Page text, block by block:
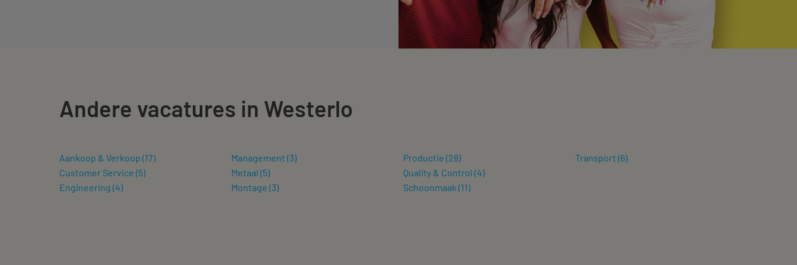
Andere vacatures in Westerlo
Aankoop & Verkoop (17)
Customer Service (5)
Engineering (4)
Management (3)
Metaal (5)
Montage (3)
Productie (28)
Quality & Control (4)
Schoonmaak (11)
Transport (6)